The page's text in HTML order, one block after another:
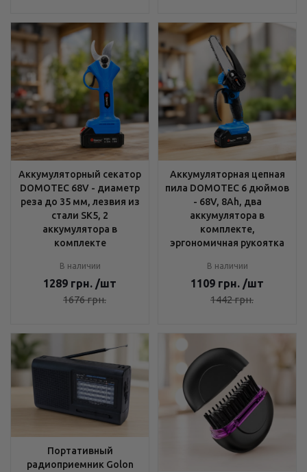
Аккумуляторный секатор
DOMOTEC 68V - диаметр
реза до 35 мм, лезвия из
стали SK5, 2
аккумулятора в
комплекте
В наличии
1289 грн. /шт
1676грн.
Аккумуляторная цепная
пила DOMOTEC 6 дюймов
- 68V, 8Ah, два
аккумулятора в
комплекте,
эргономичная рукоятка
В наличии
1109 грн. /шт
1442грн.
Портативный
радиоприемник Golon